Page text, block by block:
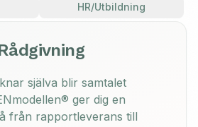
HR/Utbildning
själva blir samtalet
ger dig en
från rapportleverans till